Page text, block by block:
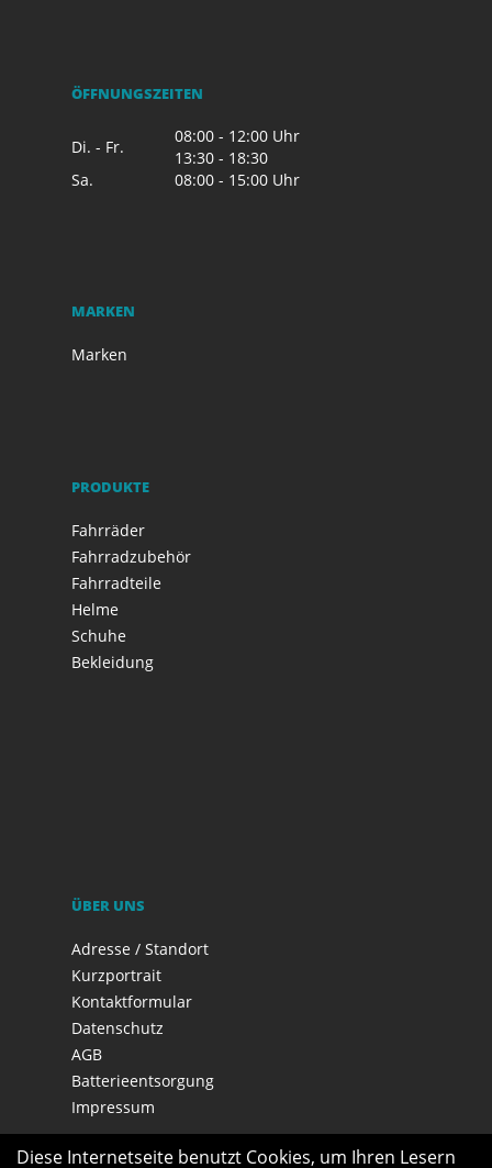
ÖFFNUNGSZEITEN
Di. - Fr.
08:00 - 12:00 Uhr
13:30 - 18:30
Sa.
08:00 - 15:00 Uhr
MARKEN
Marken
PRODUKTE
Fahrräder
Fahrradzubehör
Fahrradteile
Helme
Schuhe
Bekleidung
ÜBER UNS
Adresse / Standort
Kurzportrait
Kontaktformular
Datenschutz
AGB
Batterieentsorgung
Impressum
Diese Internetseite benutzt Cookies, um Ihren Lesern